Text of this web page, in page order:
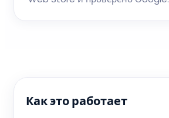
Как это работает